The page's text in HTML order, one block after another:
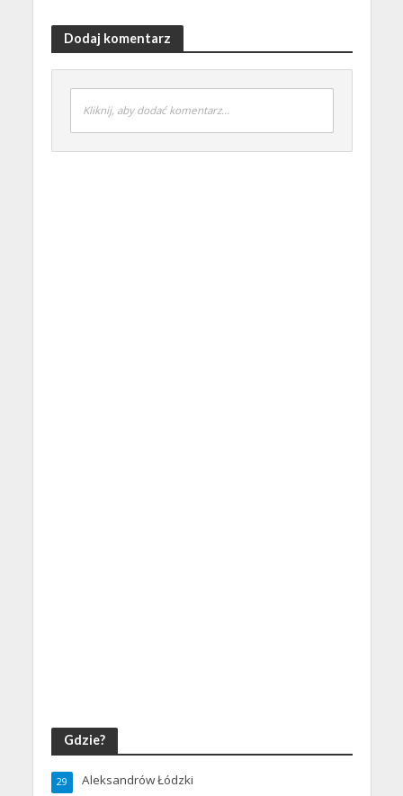
Dodaj komentarz
Kliknij, aby dodać komentarz...
Gdzie?
Aleksandrów Łódzki
29